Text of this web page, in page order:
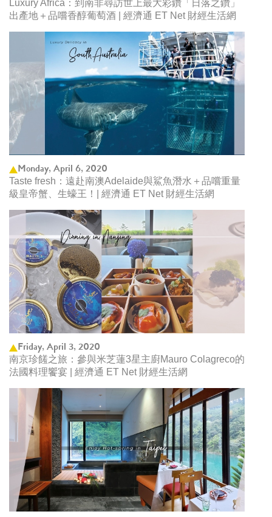
Luxury Africa：到南非尋訪世上最大彩鑽「日落之鑽」
出產地＋品嚐香醇葡萄酒 | 經濟通 ET Net 財經生活網
Monday, April 6, 2020
Taste fresh：遠赴南澳Adelaide與鯊魚潛水＋品嚐重量
級皇帝蟹、生蠔王！| 經濟通 ET Net 財經生活網
Friday, April 3, 2020
南京珍饈之旅：參與米芝蓮3星主廚Mauro Colagreco的
法國料理饗宴 | 經濟通 ET Net 財經生活網